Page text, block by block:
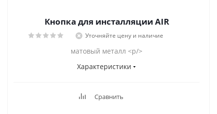
Кнопка для инсталляции AIR
Уточняйте цену и наличие
матовый металл <p/>
Характеристики
Сравнить